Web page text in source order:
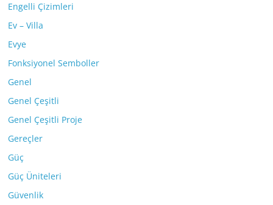
Engelli Çizimleri
Ev – Villa
Evye
Fonksiyonel Semboller
Genel
Genel Çeşitli
Genel Çeşitli Proje
Gereçler
Güç
Güç Üniteleri
Güvenlik